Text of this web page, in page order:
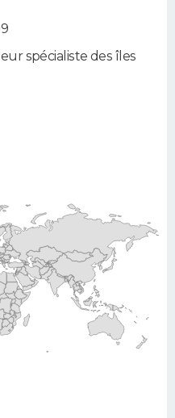
spécialiste des îles